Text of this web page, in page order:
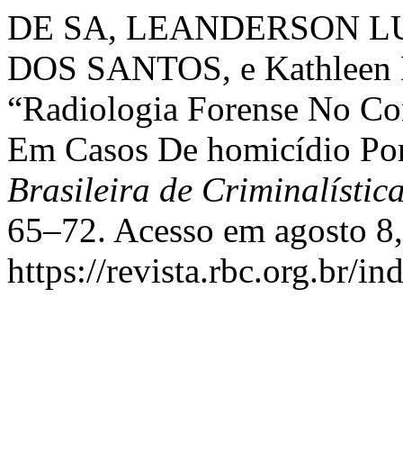
DE SA, LEANDERSON
DOS SANTOS, e
“Radiologia Forense No
Em Casos De homicídio
Brasileira de
65–72. Acesso em agosto
https://revista.rbc.org.br/